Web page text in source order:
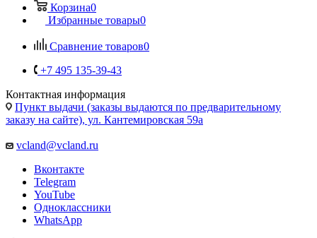
Корзина0
Избранные товары0
Сравнение товаров0
+7 495 135-39-43
Контактная информация
Пункт выдачи (заказы выдаются по предварительному
заказу на сайте), ул. Кантемировская 59а
vcland@vcland.ru
Вконтакте
Telegram
YouTube
Одноклассники
WhatsApp